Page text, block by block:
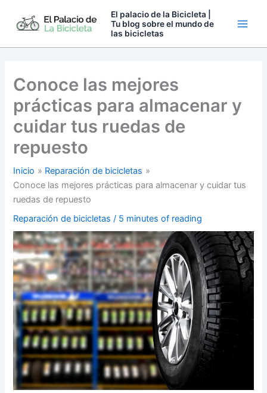
El palacio de la Bicicleta |
Tu blog sobre el mundo de
las bicicletas
Conoce las mejores
prácticas para almacenar y
cuidar tus ruedas de
repuesto
Inicio
Reparación de bicicletas
Conoce las mejores prácticas para almacenar y cuidar tus
ruedas de repuesto
Reparación de bicicletas / 5 minutes of reading